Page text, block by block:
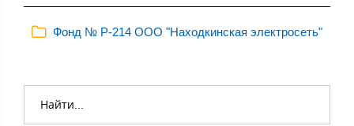
Фонд № Р-214 ООО "Находкинская электросеть"